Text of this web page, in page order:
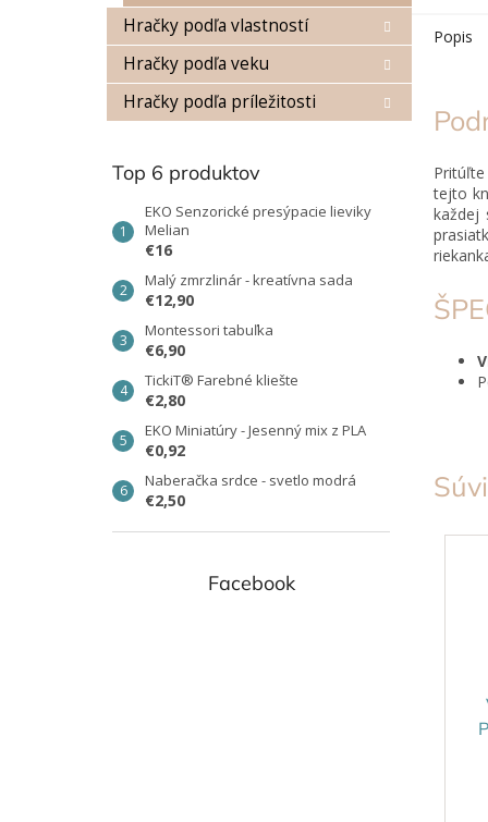
Hračky podľa vlastností
Hračky podľa veku
Hračky podľa príležitosti
Top 6 produktov
EKO Senzorické presýpacie lieviky
Melian
€16
Malý zmrzlinár - kreatívna sada
€12,90
Montessori tabuľka
€6,90
TickiT® Farebné kliešte
€2,80
EKO Miniatúry - Jesenný mix z PLA
€0,92
Naberačka srdce - svetlo modrá
€2,50
Facebook
Popis
tejto
každej